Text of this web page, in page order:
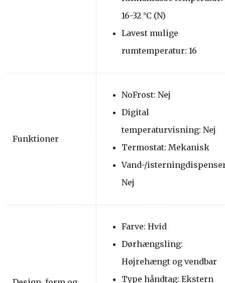
16-32 °C (N)
Lavest mulige
rumtemperatur: 16
Funktioner
NoFrost: Nej
Digital
temperaturvisning: Nej
Termostat: Mekanisk
Vand-/
Nej
Farve: Hvid
Dørhængsling:
Højrehængt og vendbar
Type håndtag: Ekstern